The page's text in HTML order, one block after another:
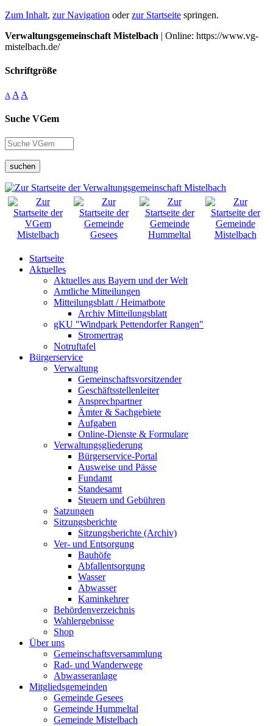
Zum Inhalt, zur Navigation oderzur Startseite springen.
Verwaltungsgemeinschaft Mistelbach | Online: https://www.vg-
mistelbach.de/
Schriftgröße
A A A
Suche VGem
suchen
Startseite
Aktuelles
Aktuelles aus Bayern und der Welt
Amtliche Mitteilungen
Mitteilungsblatt / Heimatbote
Archiv Mitteilungsblatt
gKU "Windpark Pettendorfer Rangen"
Stromertrag
Notruftafel
Bürgerservice
Verwaltung
Gemeinschaftsvorsitzender
Geschäftsstellenleiter
Ansprechpartner
Ämter & Sachgebiete
Aufgaben
Online-Dienste & Formulare
Verwaltungsgliederung
Bürgerservice-Portal
Ausweise und Pässe
Fundamt
Standesamt
Steuern und Gebühren
Satzungen
Sitzungsberichte
Sitzungsberichte (Archiv)
Ver- und Entsorgung
Bauhöfe
Abfallentsorgung
Wasser
Abwasser
Kaminkehrer
Behördenverzeichnis
Wahlergebnisse
Shop
Über uns
Gemeinschaftsversammlung
Rad- und Wanderwege
Abwasseranlage
Mitgliedsgemeinden
Gemeinde Gesees
Gemeinde Hummeltal
Gemeinde Mistelbach